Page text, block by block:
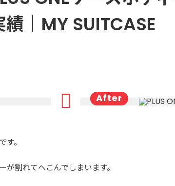
｜MY SUITCASE
。
割れてへこんでしまいます。